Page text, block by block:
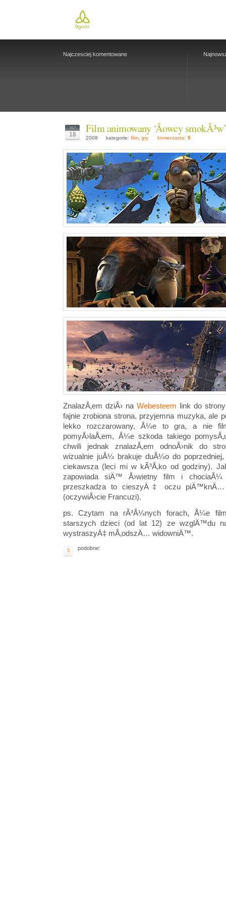
Najczesciej komentowane
oct
18 Film animowany ‘Åowcy
2008 kategorie: film gry komentarze: 5
ZnalazÅ‚em dziÅ› na Webesteem link do
fajnie zrobiona strona, przyjemna muzyka, ale
lekko rozczarowany, Å¼e to gra, a nie
pomyÅ›laÅ‚em, Å¼e szkoda takiego
chwili jednak znalazÅ‚em odnoÅ›nik do
wizualnie juÅ¼ brakuje duÅ¼o do
ciekawsza (leci mi w kÃ³Å‚ko od godziny).
zapowiada siÄ™ Å›wietny film i
przeszkadza to cieszyÄ‡ oczu
(oczywiÅ›cie Francuzi).
ps. Czytam na rÃ³Å¼nych forach, Å¼e
starszych dzieci (od lat 12) ze wzglÄ™du
wystraszyÄ‡ mÅ‚odszÄ… widowniÄ™.
5 podobne: